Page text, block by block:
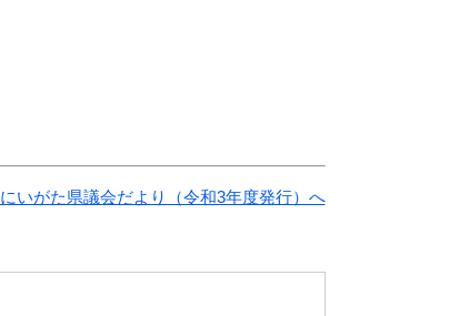
にいがた県議会だより（令和3年度発行）へ